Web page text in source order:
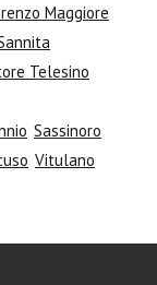
Maggiore
Telesino
Sassinoro
Vitulano